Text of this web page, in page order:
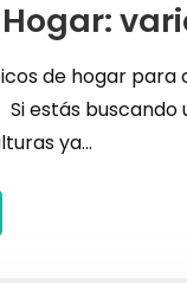
Hogar:
de hogar para
estás
ya...